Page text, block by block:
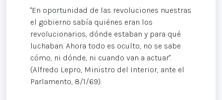
"En oportunidad de las revoluciones nuestras
el gobierno sabía quiénes eran los
revolucionarios, dónde estaban y para qué
luchaban. Ahora todo es oculto, no se sabe
cómo, ni dónde, ni cuando van a actuar".
(Alfredo Lepro, Ministro del Interior, ante el
Parlamento, 8/1/69).